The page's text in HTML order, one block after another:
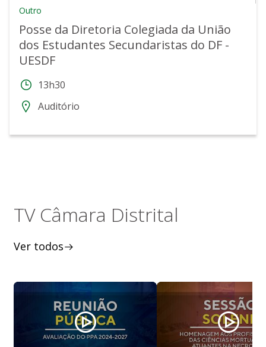
Outro
Posse da Diretoria Colegiada da União
dos Estudantes Secundaristas do DF -
UESDF
13h30
Auditório
TV Câmara Distrital
Ver todos